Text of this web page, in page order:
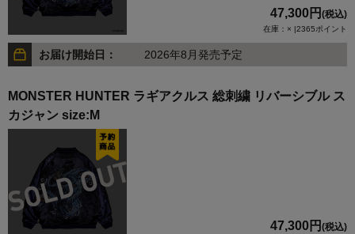
47,300円 (税込)
在庫：× |2365ポイント
お届け開始日： 2026年8月発売予定
MONSTER HUNTER ラギアクルス 総刺繍 リバーシブル ス
カジャン size:M
47,300円 (税込)